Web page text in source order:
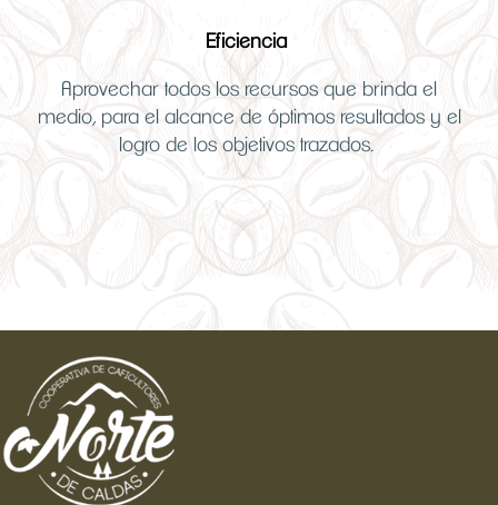
Eficiencia
Aprovechar todos los recursos que brinda el
medio, para el alcance de óptimos resultados y el
logro de los objetivos trazados.